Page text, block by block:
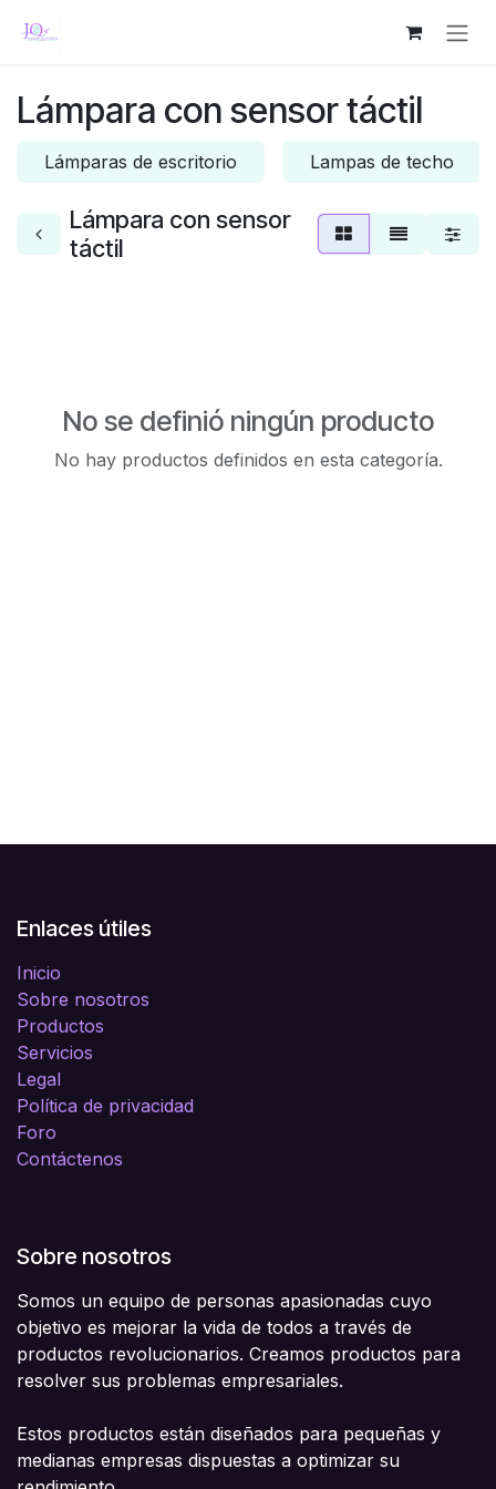
Lámpara con sensor táctil
Lámparas de escritorio Lampas de techo
Lámpara con sensor
táctil
No se definió ningún producto
No hay productos definidos en esta categoría.
Enlaces útiles
Inicio
Sobre nosotros
Productos
Servicios
Legal
Política de privacidad
Foro
Contáctenos
Sobre nosotros
Somos un equipo de personas apasionadas cuyo
objetivo es mejorar la vida de todos a través de
productos revolucionarios. Creamos productos para
resolver sus problemas empresariales.
Estos productos están diseñados para pequeñas y
medianas empresas dispuestas a optimizar su